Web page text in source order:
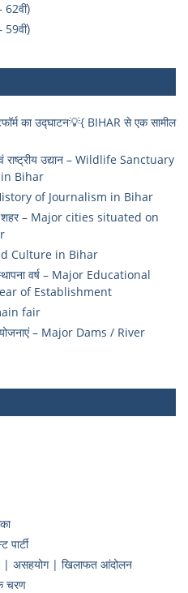
62वीं)
59वीं)
का उद्घाटन💡{ BIHAR से एक सामील
राष्ट्रीय उद्यान – Wildlife Sanctuary
Bihar
– History of Journalism in Bihar
शहर – Major cities situated on
Culture in Bihar
वर्ष – Major Educational
of Establishment
fair
– Major Dams / River
| असहयोग | खिलाफत आंदोलन
चरण